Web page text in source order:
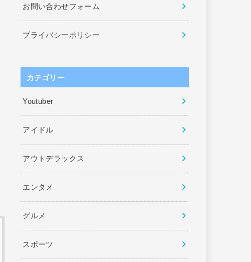
お問い合わせフォーム
プライバシーポリシー
カテゴリー
Youtuber
アイドル
アウトデラックス
エンタメ
グルメ
スポーツ